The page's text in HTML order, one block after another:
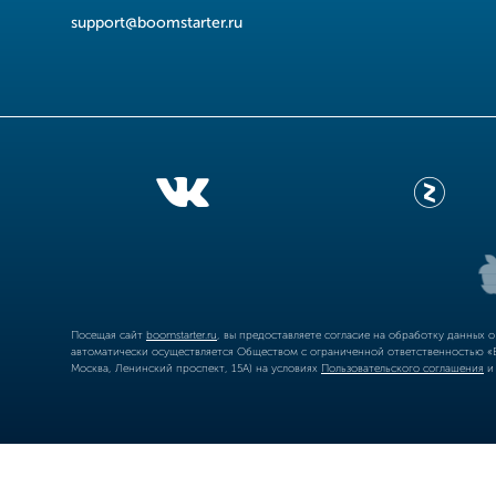
support@boomstarter.ru
Посещая сайт boomstarter.ru , вы предоставляете согласие на обработку
автоматически осуществляется Обществом с ограниченной
Москва, Ленинский проспект, 15А) на условиях Пользовательского соглашения и